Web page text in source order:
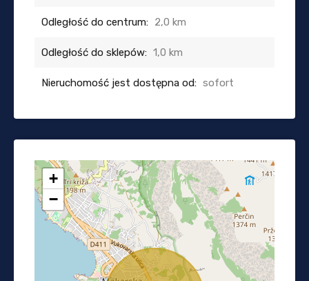
Odległość do centrum: 2,0 km
Odległość do sklepów: 1,0 km
Nieruchomość jest dostępna od: sofort
+
−